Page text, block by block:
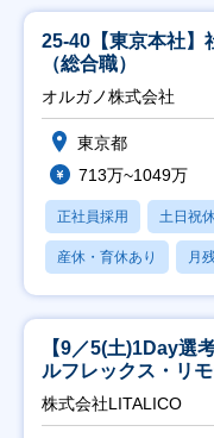
25-40【東京本社】
（総合職）
オルガノ株式会社
東京都
713万~1049万
正社員採用 土日祝
産休・育休あり 月
【9／5(土)1Day選
ルフレックス・リ
株式会社LITALICO